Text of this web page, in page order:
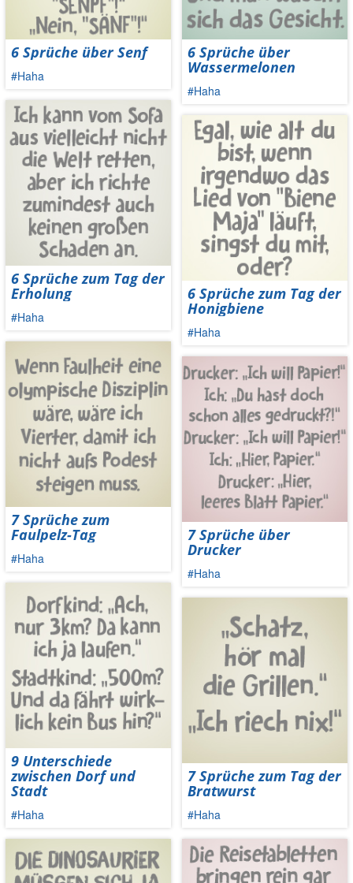
6 Sprüche über Senf
#Haha
6 Sprüche zum Tag der
Erholung
#Haha
7 Sprüche zum
Faulpelz-Tag
#Haha
9 Unterschiede
zwischen Dorf und
Stadt
#Haha
6 Sprüche über
Wassermelonen
#Haha
6 Sprüche zum Tag der
Honigbiene
#Haha
7 Sprüche über
Drucker
#Haha
7 Sprüche zum Tag der
Bratwurst
#Haha